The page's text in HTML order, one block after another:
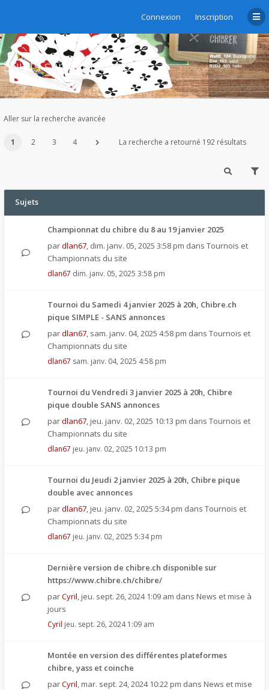
Connexion Inscription
Sujets sans réponse
Aller sur la recherche avancée
1 2 3 4 La recherche a retourné 192 résultats
Sujets
Championnat du chibre du 8 au 19 janvier 2025
pardlan67, dim. janv. 05, 2025 3:58 pm dans Tournois et
Championnats du site
dlan67 dim. janv. 05, 2025 3:58 pm
Tournoi du Samedi 4 janvier 2025 à 20h, Chibre.ch
pique SIMPLE - SANS annonces
pardlan67, sam. janv. 04, 2025 4:58 pm dans Tournois et
Championnats du site
dlan67 sam. janv. 04, 2025 4:58 pm
Tournoi du Vendredi 3 janvier 2025 à 20h, Chibre
pique double SANS annonces
pardlan67, jeu. janv. 02, 2025 10:13 pm dans Tournois et
Championnats du site
dlan67 jeu. janv. 02, 2025 10:13 pm
Tournoi du Jeudi 2 janvier 2025 à 20h, Chibre pique
double avec annonces
pardlan67, jeu. janv. 02, 2025 5:34 pm dans Tournois et
Championnats du site
dlan67 jeu. janv. 02, 2025 5:34 pm
Dernière version de chibre.ch disponible sur
https://www.chibre.ch/chibre/
parCyril, jeu. sept. 26, 2024 1:09 am dans News et mise à
jours
Cyril jeu. sept. 26, 2024 1:09 am
Montée en version des différentes plateformes
chibre, yass et coinche
parCyril, mar. sept. 24, 2024 10:22 pm dans News et mise